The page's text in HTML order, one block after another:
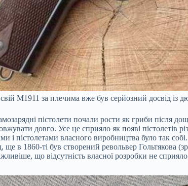
М1911 за плечима вже був серйозний досвід із
пістолети почали рости як гриби
довго. Усе це сприяло як появі пістолетів
і пістолетами власного виробництва було так
в 1860-ті був створений револьвер Гольтякова
що відсутність власної розробки не